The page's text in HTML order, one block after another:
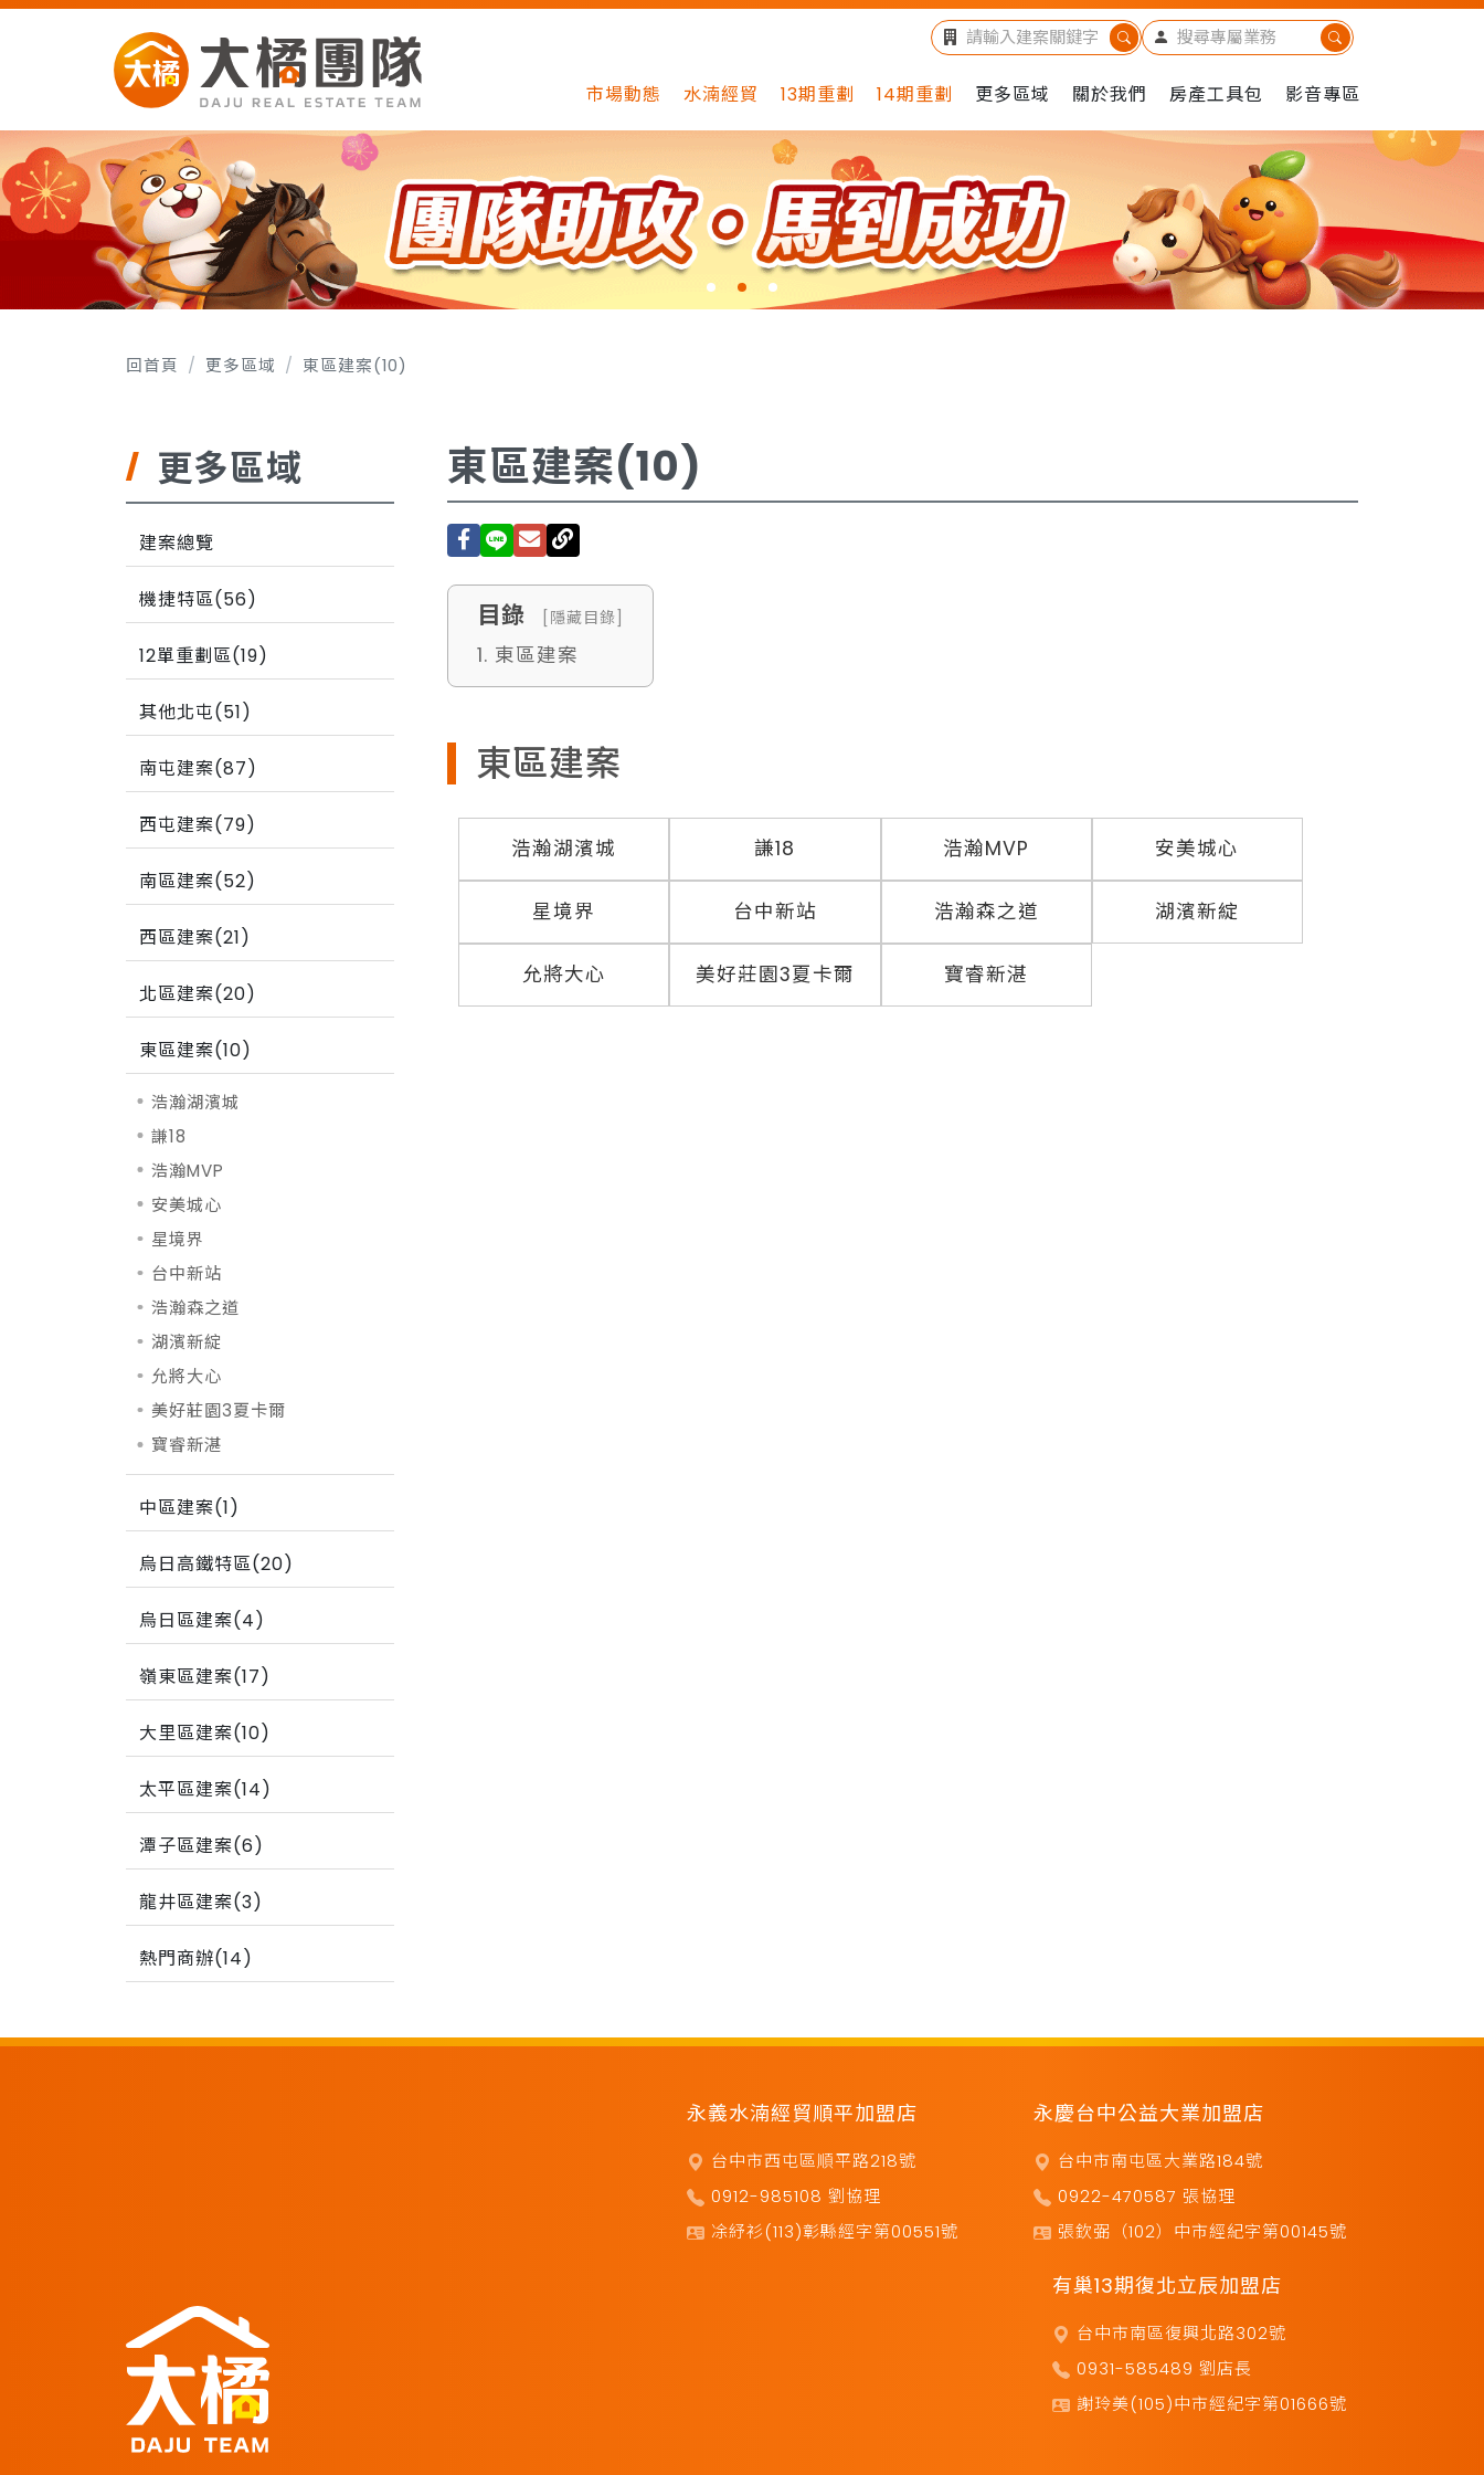
市場動態 水湳經貿 13期重劃 14期重劃 更多區域 關於我們 房產工具包 影音專區
回首頁 更多區域 東區建案(10)
更多區域
建案總覽
機捷特區(56)
12單重劃區(19)
其他北屯(51)
南屯建案(87)
西屯建案(79)
南區建案(52)
西區建案(21)
北區建案(20)
東區建案(10)
浩瀚湖濱城
謙18
浩瀚MVP
安美城心
星境界
台中新站
浩瀚森之道
湖濱新綻
允將大心
美好莊園3夏卡爾
寶睿新湛
中區建案(1)
烏日高鐵特區(20)
烏日區建案(4)
嶺東區建案(17)
大里區建案(10)
太平區建案(14)
潭子區建案(6)
龍井區建案(3)
熱門商辦(14)
東區建案(10)
目錄 [隱藏目錄]
1. 東區建案
東區建案
浩瀚湖濱城 謙18 浩瀚MVP 安美城心
星境界 台中新站 浩瀚森之道 湖濱新綻
允將大心 美好莊園3夏卡爾 寶睿新湛
永義水湳經貿順平加盟店
台中市西屯區順平路218號
0912-985108 劉協理
凃紓衫(113)彰縣經字第00551號
永慶台中公益大業加盟店
台中市南屯區大業路184號
0922-470587 張協理
張欽弼（102）中市經紀字第00145號
有巢13期復北立辰加盟店
台中市南區復興北路302號
0931-585489 劉店長
謝玲美(105)中市經紀字第01666號